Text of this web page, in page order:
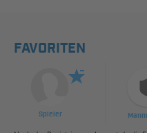
FAVORITEN
Spieler